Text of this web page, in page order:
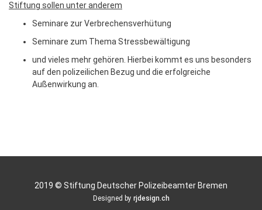
Stiftung sollen unter anderem
Seminare zur Verbrechensverhütung
Seminare zum Thema Stressbewältigung
und vieles mehr gehören. Hierbei kommt es uns besonders
auf den polizeilichen Bezug und die erfolgreiche
Außenwirkung an.
2019 © Stiftung Deutscher Polizeibeamter Bremen
Designed by rjdesign.ch